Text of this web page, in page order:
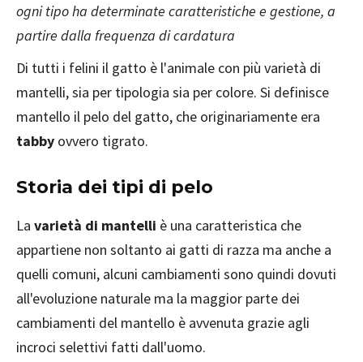
ogni tipo ha determinate caratteristiche e gestione, a
partire dalla frequenza di cardatura
Di tutti i felini il gatto è l'animale con più varietà di
mantelli, sia per tipologia sia per colore. Si definisce
mantello il pelo del gatto, che originariamente era
tabby ovvero tigrato.
Storia dei tipi di pelo
La varietà di mantelli è una caratteristica che
appartiene non soltanto ai gatti di razza ma anche a
quelli comuni, alcuni cambiamenti sono quindi dovuti
all'evoluzione naturale ma la maggior parte dei
cambiamenti del mantello è avvenuta grazie agli
incroci selettivi fatti dall'uomo.